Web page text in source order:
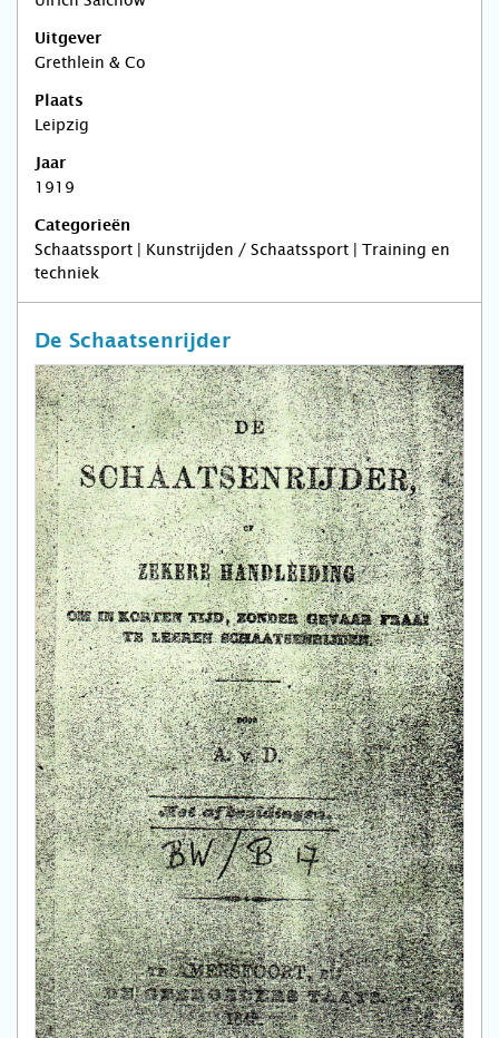
Uitgever
Grethlein & Co
Plaats
Leipzig
Jaar
1919
Categorieën
Schaatssport | Kunstrijden / Schaatssport | Training en
techniek
De Schaatsenrijder